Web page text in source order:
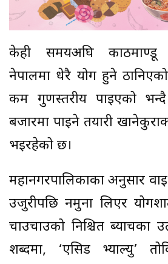
केही समयअघि काठमाण्डू
नेपालमा धेरै प्रयोग हुने
कम गुणस्तरीय पाइएको भन्दै
बजारमा पाइने तयारी
भइरहेको छ।
महानगरपालिकाका अनुसार
उजुरीपछि नमुना लिएर
चाउचाउको निश्चित ब्याचका
शब्दमा, ‘एसिड भ्याल्यु’